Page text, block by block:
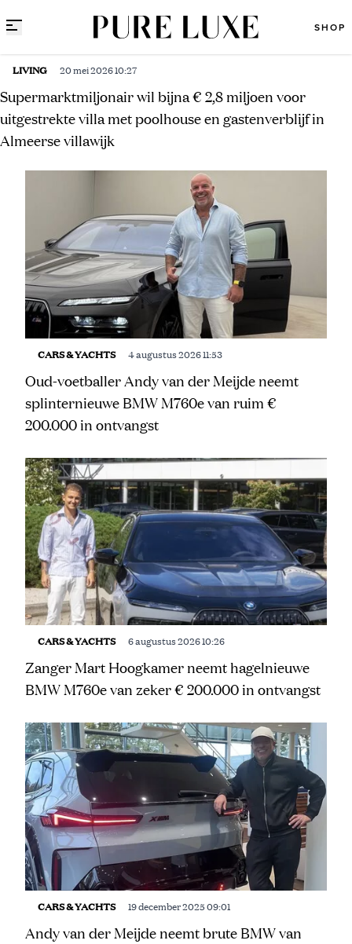
SHOP
LIVING 20 mei 2026 10:27
Supermarktmiljonair wil bijna € 2,8 miljoen voor
uitgestrekte villa met poolhouse en gastenverblijf in
Almeerse villawijk
Meest gelezen
CARS & YACHTS 4 augustus 2026 11:53
Oud-voetballer Andy van der Meijde neemt
splinternieuwe BMW M760e van ruim €
200.000 in ontvangst
CARS & YACHTS 6 augustus 2026 10:26
Zanger Mart Hoogkamer neemt hagelnieuwe
BMW M760e van zeker € 200.000 in ontvangst
CARS & YACHTS 19 december 2025 09:01
Andy van der Meijde neemt brute BMW van